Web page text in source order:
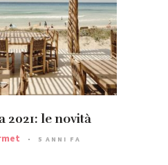
2021: le novità
5 ANNI FA